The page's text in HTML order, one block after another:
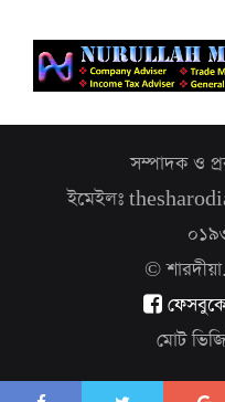
সম্পাদক ও
ইমেইলঃ
©
ফেসবুকে
মোট